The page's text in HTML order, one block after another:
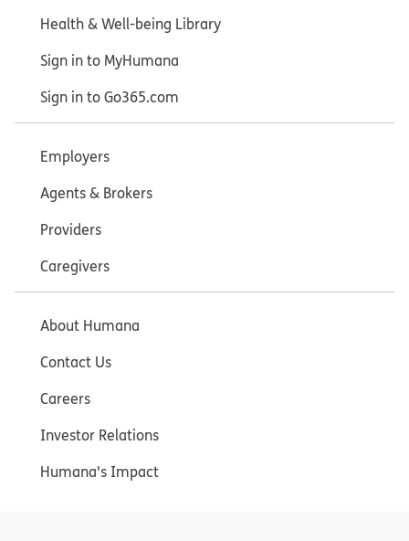
Health & Well-being Library
Sign in to MyHumana
Sign in to Go365.com
Employers
Agents & Brokers
Providers
Caregivers
About Humana
Contact Us
Careers
Investor Relations
Humana's Impact